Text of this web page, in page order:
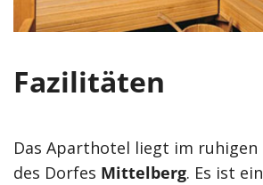
Fazilitäten
Das Aparthotel liegt im ruhigen
des Dorfes Mittelberg. Es ist